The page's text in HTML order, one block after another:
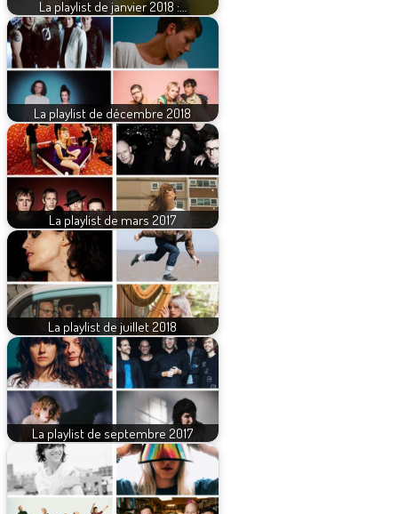
La playlist de janvier 2018 :…
La playlist de décembre 2018
La playlist de mars 2017
La playlist de juillet 2018
La playlist de septembre 2017